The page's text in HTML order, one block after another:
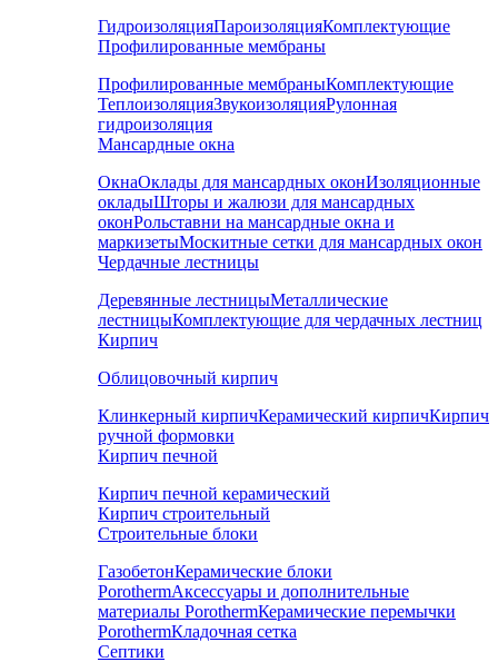
ГидроизоляцияПароизоляцияКомплектующие
Профилированные мембраны
Профилированные мембраныКомплектующие
ТеплоизоляцияЗвукоизоляцияРулонная
гидроизоляция
Мансардные окна
ОкнаОклады для мансардных оконИзоляционные
окладыШторы и жалюзи для мансардных
оконРольставни на мансардные окна и
маркизетыМоскитные сетки для мансардных окон
Чердачные лестницы
Деревянные лестницыМеталлические
лестницыКомплектующие для чердачных лестниц
Кирпич
Облицовочный кирпич
Клинкерный кирпичКерамический кирпичКирпич
ручной формовки
Кирпич печной
Кирпич печной керамический
Кирпич строительный
Строительные блоки
ГазобетонКерамические блоки
PorothermАксессуары и дополнительные
материалы PorothermКерамические перемычки
PorothermКладочная сетка
Септики